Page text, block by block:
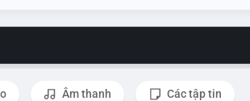
Âm thanh Các tập tin